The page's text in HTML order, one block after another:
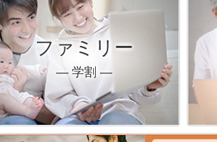
ファミリー
― 学割 ―